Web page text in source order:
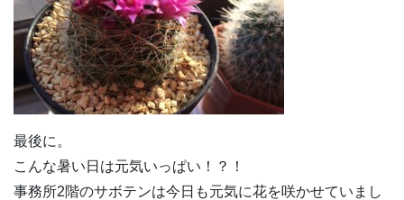
最後に。
こんな暑い日は元気いっぱい！？！
事務所2階のサボテンは今日も元気に花を咲かせていまし